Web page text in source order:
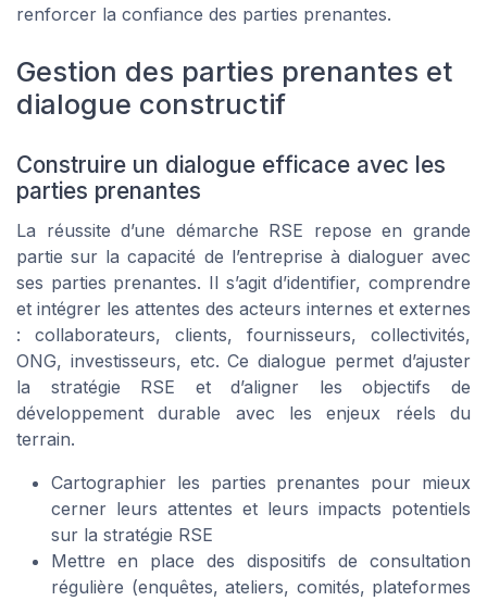
renforcer la confiance des parties prenantes.
Gestion des parties prenantes et
dialogue constructif
Construire un dialogue efficace avec les
parties prenantes
La réussite d’une démarche RSE repose en grande
partie sur la capacité de l’entreprise à dialoguer avec
ses parties prenantes. Il s’agit d’identifier, comprendre
et intégrer les attentes des acteurs internes et externes
: collaborateurs, clients, fournisseurs, collectivités,
ONG, investisseurs, etc. Ce dialogue permet d’ajuster
la stratégie RSE et d’aligner les objectifs de
développement durable avec les enjeux réels du
terrain.
Cartographier les parties prenantes pour mieux
cerner leurs attentes et leurs impacts potentiels
sur la stratégie RSE
Mettre en place des dispositifs de consultation
régulière (enquêtes, ateliers, comités, plateformes